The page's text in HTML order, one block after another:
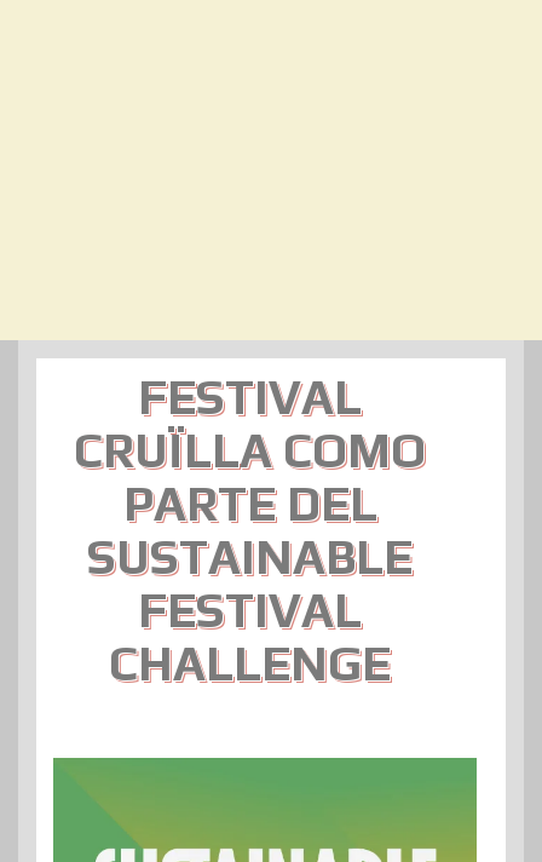
FESTIVAL
CRUÏLLA COMO
PARTE DEL
SUSTAINABLE
FESTIVAL
CHALLENGE